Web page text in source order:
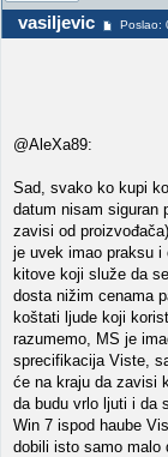
vasiljevic Poslao:
@AleXa89:
Sad, svako ko kupi
datum nisam siguran
zavisi od
je uvek imao praksu i
kitove koji služe da
dosta nižim cenama
koštati ljude koji
razumemo, MS je
sprecifikacija Viste,
će na kraju da zavisi
da budu vrlo ljuti i da
Win 7 ispod haube
dobili isto samo malo